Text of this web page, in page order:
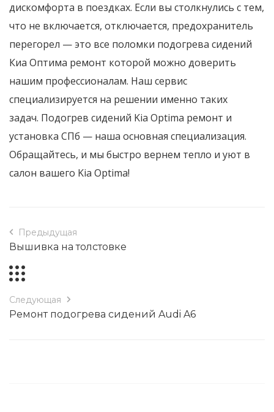
дискомфорта в поездках. Если вы столкнулись с тем,
что не включается, отключается, предохранитель
перегорел — это все поломки подогрева сидений
Киа Оптима ремонт которой можно доверить
нашим профессионалам. Наш сервис
специализируется на решении именно таких
задач. Подогрев сидений Kia Optima ремонт и
установка СПб — наша основная специализация.
Обращайтесь, и мы быстро вернем тепло и уют в
салон вашего Kia Optima!
Предыдущая
Вышивка на толстовке
Следующая
Ремонт подогрева сидений Audi A6